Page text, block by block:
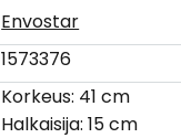
Envostar
1573376
Korkeus: 41 cm
Halkaisija: 15 cm